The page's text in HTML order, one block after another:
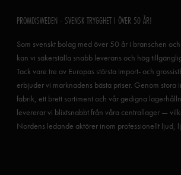
PROMIXSWEDEN - SVENSK TRYGGHET I ÖVER 50 ÅR!
Som svenskt bolag med över 50 år i branschen
kan vi säkerställa snabb leverans och hög
Tack vare tre av Europas största import- och
erbjuder vi marknadens bästa priser. Genom stora
fabrik, ett brett sortiment och vår gedigna
levererar vi blixtsnabbt från våra centrallager —
Nordens ledande aktörer inom professionellt ljud,